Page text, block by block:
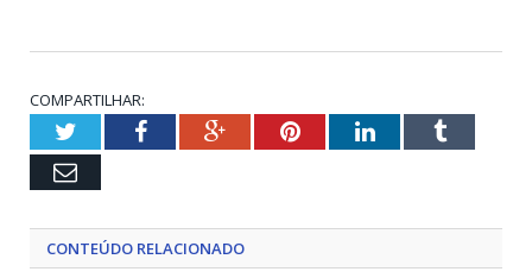
COMPARTILHAR:
TwitterFacebookGoogle+PinterestLinkedInTumblr
Email
CONTEÚDO RELACIONADO